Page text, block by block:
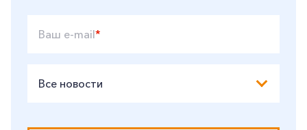
Ваш e-mail*
Все новости